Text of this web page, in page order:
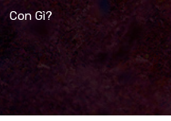
Con Gì?